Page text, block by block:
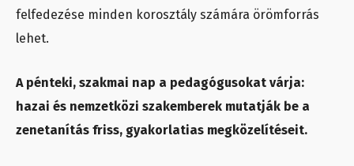
felfedezése minden korosztály számára örömforrás
lehet.
A pénteki, szakmai nap a pedagógusokat várja:
hazai és nemzetközi szakemberek mutatják be a
zenetanítás friss, gyakorlatias megközelítéseit.